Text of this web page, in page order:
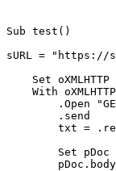
Sub test()
sURL = "https://
Set oXMLHTTP
    With oXMLHTTP
.Open
        .send
txt =
Set pDoc